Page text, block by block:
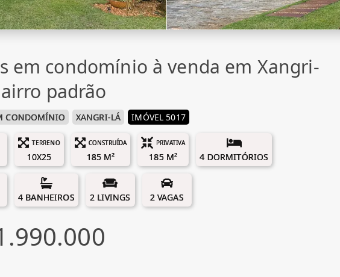
em condomínio à venda em Xangri-
padrão
CONDOMÍNIO XANGRI-LÁ IMÓVEL 5017
TERRENO
10X25
CONSTRUÍDA
185 M²
PRIVATIVA
185 M² 4 DORMITÓRIOS
4 BANHEIROS 2 LIVINGS 2 VAGAS